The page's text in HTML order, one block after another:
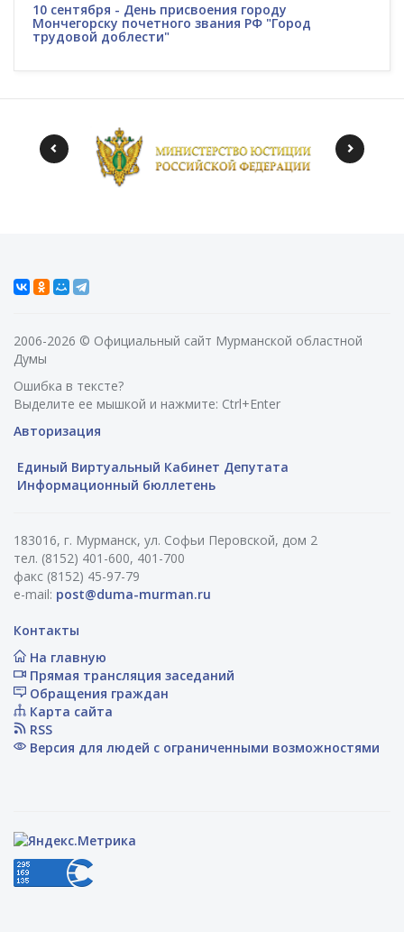
10 сентября - День присвоения городу
Мончегорску почетного звания РФ "Город
трудовой доблести"
2006-2026 © Официальный сайт Мурманской областной
Думы
Ошибка в тексте?
Выделите ее мышкой и нажмите: Ctrl+Enter
Авторизация
Единый Виртуальный Кабинет Депутата
Информационный бюллетень
183016, г. Мурманск, ул. Софьи Перовской, дом 2
тел. (8152) 401-600, 401-700
факс (8152) 45-97-79
e-mail: post@duma-murman.ru
Контакты
На главную
Прямая трансляция заседаний
Обращения граждан
Карта сайта
RSS
Версия для людей с ограниченными возможностями